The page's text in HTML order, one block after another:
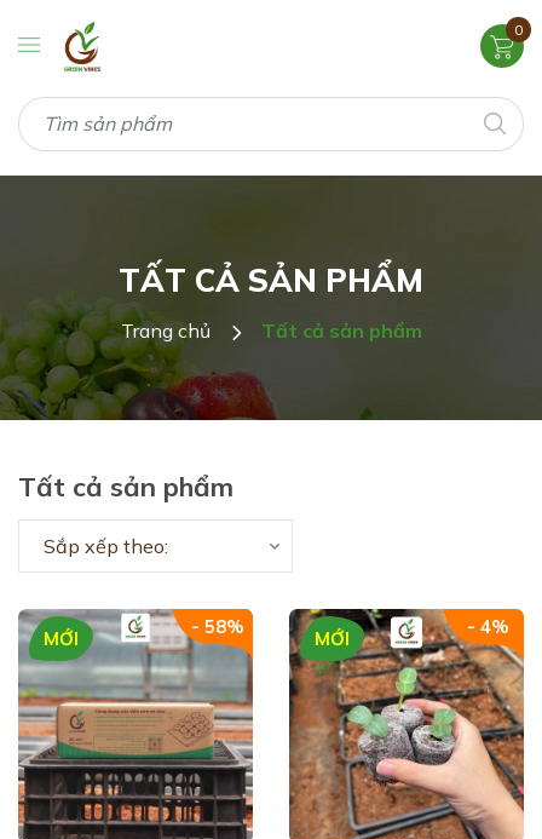
0
TẤT CẢ SẢN PHẨM
Trang chủ Tất cả sản phẩm
Tất cả sản phẩm
Sắp xếp theo:
- 58%
MỚI
- 4%
MỚI